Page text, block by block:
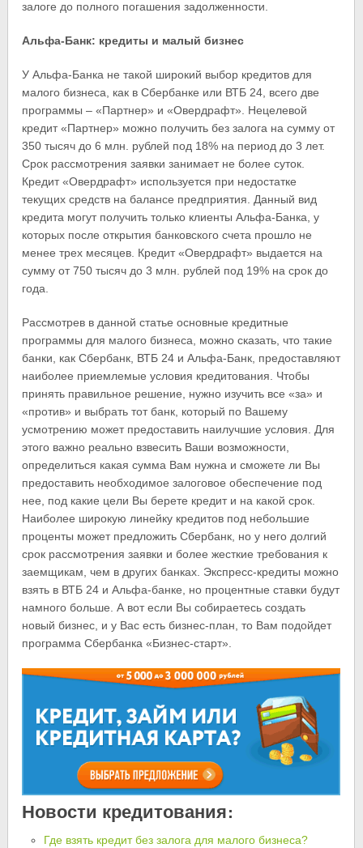
залоге до полного погашения задолженности.
Альфа-Банк: кредиты и малый бизнес
У Альфа-Банка не такой широкий выбор кредитов для
малого бизнеса, как в Сбербанке или ВТБ 24, всего две
программы – «Партнер» и «Овердрафт». Нецелевой
кредит «Партнер» можно получить без залога на сумму от
350 тысяч до 6 млн. рублей под 18% на период до 3 лет.
Срок рассмотрения заявки занимает не более суток.
Кредит «Овердрафт» используется при недостатке
текущих средств на балансе предприятия. Данный вид
кредита могут получить только клиенты Альфа-Банка, у
которых после открытия банковского счета прошло не
менее трех месяцев. Кредит «Овердрафт» выдается на
сумму от 750 тысяч до 3 млн. рублей под 19% на срок до
года.
Рассмотрев в данной статье основные кредитные
программы для малого бизнеса, можно сказать, что такие
банки, как Сбербанк, ВТБ 24 и Альфа-Банк, предоставляют
наиболее приемлемые условия кредитования. Чтобы
принять правильное решение, нужно изучить все «за» и
«против» и выбрать тот банк, который по Вашему
усмотрению может предоставить наилучшие условия. Для
этого важно реально взвесить Ваши возможности,
определиться какая сумма Вам нужна и сможете ли Вы
предоставить необходимое залоговое обеспечение под
нее, под какие цели Вы берете кредит и на какой срок.
Наиболее широкую линейку кредитов под небольшие
проценты может предложить Сбербанк, но у него долгий
срок рассмотрения заявки и более жесткие требования к
заемщикам, чем в других банках. Экспресс-кредиты можно
взять в ВТБ 24 и Альфа-банке, но процентные ставки будут
намного больше. А вот если Вы собираетесь создать
новый бизнес, и у Вас есть бизнес-план, то Вам подойдет
программа Сбербанка «Бизнес-старт».
Новости кредитования:
Где взять кредит без залога для малого бизнеса?